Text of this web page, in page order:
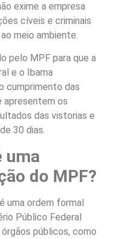
exime a empresa
cíveis e criminais
meio ambiente.
pelo MPF para que a
e o Ibama
cumprimento das
apresentem os
das vistorias e
30 dias.
uma
do MPF?
uma ordem formal
Público Federal
públicos, como